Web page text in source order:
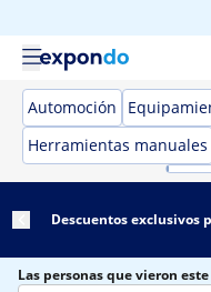
Automoción
Herramientas manuales
Descuentos exclusivos
Las personas que vieron